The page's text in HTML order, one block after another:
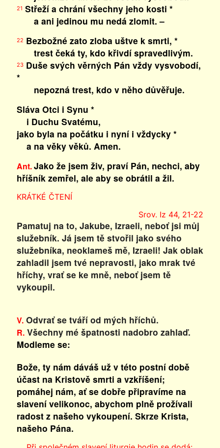
21 Střeží a chrání všechny jeho kosti *
a ani jedinou mu nedá zlomit. –
22 Bezbožné zato zloba uštve k smrti, *
trest čeká ty, kdo křivdí spravedlivým.
23Duše svých věrných Pán vždy vysvobodí,
*
nepozná trest, kdo v něho důvěřuje.
Sláva Otci i Synu *
i Duchu Svatému,
jako byla na počátku i nyní i vždycky *
a na věky věků. Amen.
Ant.Jako že jsem živ, praví Pán, nechci, aby
hříšník zemřel, ale aby se obrátil a žil.
KRÁTKÉ ČTENÍ
Srov. Iz 44, 21-22
Pamatuj na to, Jakube, Izraeli, neboť jsi můj
služebník. Já jsem tě stvořil jako svého
služebníka, neoklameš mě, Izraeli! Jak oblak
zahladil jsem tvé nepravosti, jako mrak tvé
hříchy, vrať se ke mně, neboť jsem tě
vykoupil.
V.Odvrať se tváří od mých hříchů.
R.Všechny mé špatnosti nadobro zahlaď.
Modleme se:
Bože, ty nám dáváš už v této postní době
účast na Kristově smrti a vzkříšení;
pomáhej nám, ať se dobře připravíme na
slavení velikonoc, abychom plně prožívali
radost z našeho vykoupení. Skrze Krista,
našeho Pána.